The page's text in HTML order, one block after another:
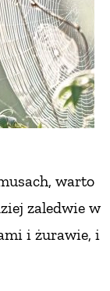
warto
zaledwie w
i żurawie, i